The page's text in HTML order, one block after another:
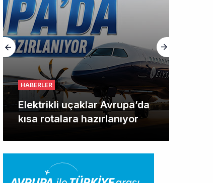
HABERLER
Elektrikli uçaklar Avrupa’da
kısa rotalara hazırlanıyor